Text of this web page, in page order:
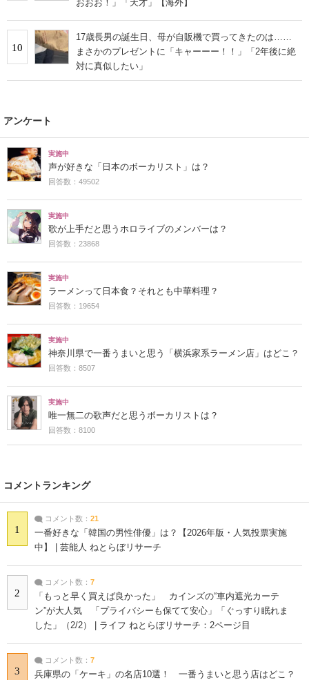
おおお！」「天才」【海外】
10
17歳長男の誕生日、母が自販機で買ってきたのは……
まさかのプレゼントに「キャーーー！！」「2年後に絶
対に真似したい」
アンケート
実施中
声が好きな「日本のボーカリスト」は？
回答数：49502
実施中
歌が上手だと思うホロライブのメンバーは？
回答数：23868
実施中
ラーメンって日本食？それとも中華料理？
回答数：19654
実施中
神奈川県で一番うまいと思う「横浜家系ラーメン店」はどこ？
回答数：8507
実施中
唯一無二の歌声だと思うボーカリストは？
回答数：8100
コメントランキング
1
コメント数： 21
一番好きな「韓国の男性俳優」は？【2026年版・人気投票実施
中】 | 芸能人 ねとらぼリサーチ
2
コメント数： 7
「もっと早く買えば良かった」 カインズの“車内遮光カーテ
ン”が大人気 「プライバシーも保てて安心」「ぐっすり眠れま
した」（2/2） | ライフ ねとらぼリサーチ：2ページ目
3
コメント数： 7
兵庫県の「ケーキ」の名店10選！ 一番うまいと思う店はどこ？